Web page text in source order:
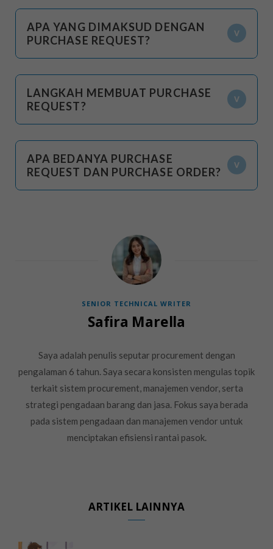
APA YANG DIMAKSUD DENGAN
PURCHASE REQUEST?
LANGKAH MEMBUAT PURCHASE
REQUEST?
APA BEDANYA PURCHASE
REQUEST DAN PURCHASE ORDER?
SENIOR TECHNICAL WRITER
Safira Marella
Saya adalah penulis seputar procurement dengan
pengalaman 6 tahun. Saya secara konsisten mengulas topik
terkait sistem procurement, manajemen vendor, serta
strategi pengadaan barang dan jasa. Fokus saya berada
pada sistem pengadaan dan manajemen vendor untuk
menciptakan efisiensi rantai pasok.
ARTIKEL LAINNYA